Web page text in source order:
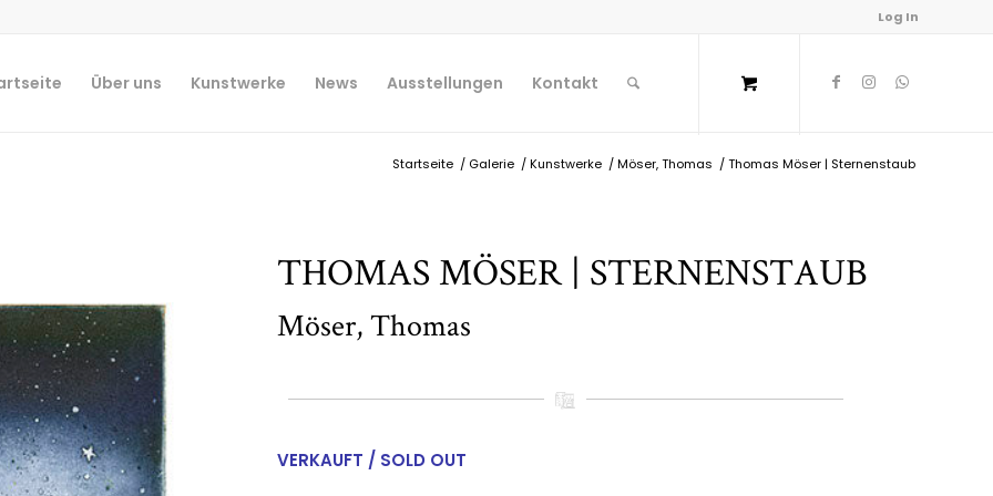
Log In
Über uns Kunstwerke News Ausstellungen Kontakt
Startseite / Galerie /Kunstwerke /Möser, Thomas /Thomas Möser | Sternenstaub
THOMAS MÖSER | STERNENSTAUB
Möser, Thomas
VERKAUFT / SOLD OUT